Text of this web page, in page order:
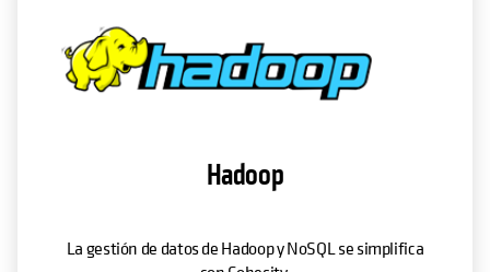
Hadoop
La gestión de datos de Hadoop y NoSQL se simplifica